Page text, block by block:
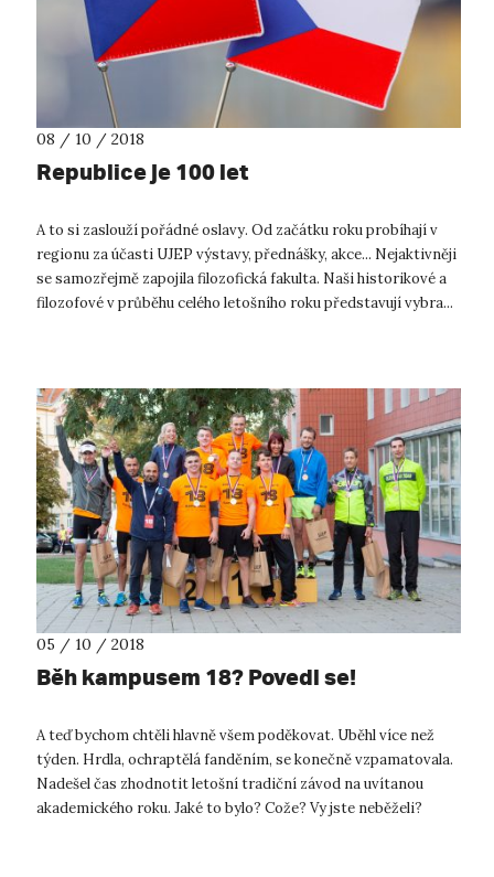
08 / 10 / 2018
Republice je 100 let
A to si zaslouží pořádné oslavy. Od začátku roku probíhají v
regionu za účasti UJEP výstavy, přednášky, akce... Nejaktivněji
se samozřejmě zapojila filozofická fakulta. Naši historikové a
filozofové v průběhu celého letošního roku představují vybra...
05 / 10 / 2018
Běh kampusem 18? Povedl se!
A teď bychom chtěli hlavně všem poděkovat. Uběhl více než
týden. Hrdla, ochraptělá fanděním, se konečně vzpamatovala.
Nadešel čas zhodnotit letošní tradiční závod na uvítanou
akademického roku. Jaké to bylo? Cože? Vy jste neběželi?